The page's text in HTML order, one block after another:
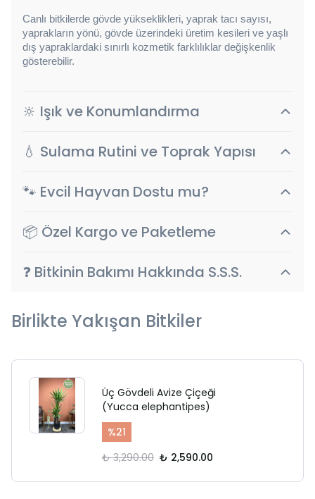
Canlı bitkilerde gövde yükseklikleri, yaprak tacı sayısı,
yaprakların yönü, gövde üzerindeki üretim kesileri ve yaşlı
dış yapraklardaki sınırlı kozmetik farklılıklar değişkenlik
gösterebilir.
🔆 Işık ve Konumlandırma
💧 Sulama Rutini ve Toprak Yapısı
🐾 Evcil Hayvan Dostu mu?
📦 Özel Kargo ve Paketleme
❓ Bitkinin Bakımı Hakkında S.S.S.
Birlikte Yakışan Bitkiler
Üç Gövdeli Avize Çiçeği
(Yucca elephantipes)
%21
₺ 3,290.00 ₺ 2,590.00